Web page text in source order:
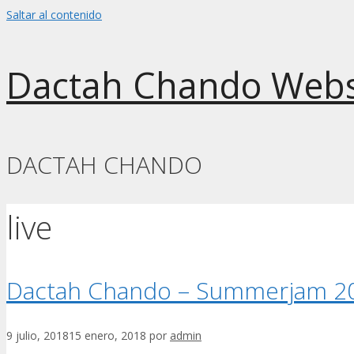
Saltar al contenido
Dactah Chando
DACTAH CHANDO
live
Dactah Chando – Summerjam
9 julio, 201815 enero, 2018 por admin